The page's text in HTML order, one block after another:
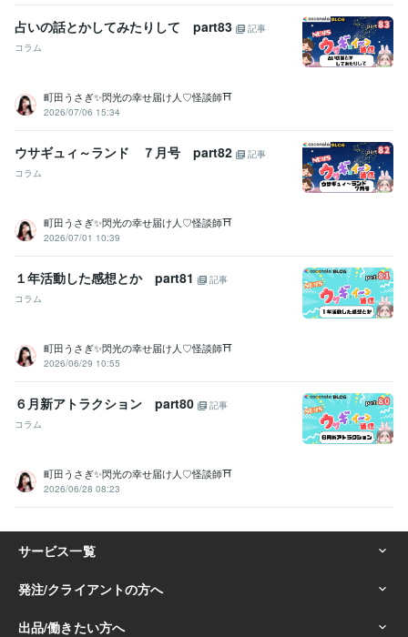
ビジネス・クリエイティブツール
Excel:10年Google スプレッドシート:10年Google ドキュメント:10年
Word:10年
その他ツール
話を聞く才能:99年
得意分野
●プロの聞き上手
●介護職１５年以上、
●職場の人間関係、いじめ、パワハラなど ●怪
占い ●タロット・オラクルカードを使用した占い
学歴
国立うさぎ高等学校 2010年3月 ~ 2014年3月
有名AIコンサル 2025年5月 ~ 現在
占いの話とかしてみたりして part83
記事
コラム
町田うさぎ✨閃光の幸せ届け人♡怪談師⛩️
2026/07/06 15:34
ウサギュィ～ランド ７月号 part82
記事
コラム
町田うさぎ✨閃光の幸せ届け人♡怪談師⛩️
2026/07/01 10:39
１年活動した感想とか part81
記事
コラム
町田うさぎ✨閃光の幸せ届け人♡怪談師⛩️
2026/06/29 10:55
６月新アトラクション part80
記事
コラム
町田うさぎ✨閃光の幸せ届け人♡怪談師⛩️
2026/06/28 08:23